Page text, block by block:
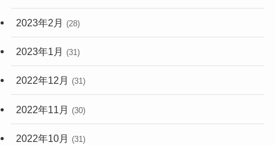
2023年2月 (28)
2023年1月 (31)
2022年12月 (31)
2022年11月 (30)
2022年10月 (31)